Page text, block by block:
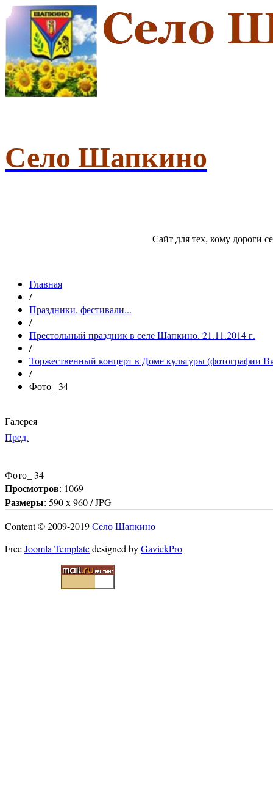
Село Шапкино
Сайт для тех, кому дороги
Главная
/
Праздники, фестивали...
/
Престольный праздник в селе Шапкино. 21.11.2014 г.
/
Торжественный концерт в Доме культуры (фотографии
/
Фото_ 34
Галерея
Пред.
Фото_ 34
Просмотров: 1069
Размеры: 590 x 960 / JPG
Content © 2009-2019Село Шапкино
FreeJoomla Templatedesigned byGavickPro